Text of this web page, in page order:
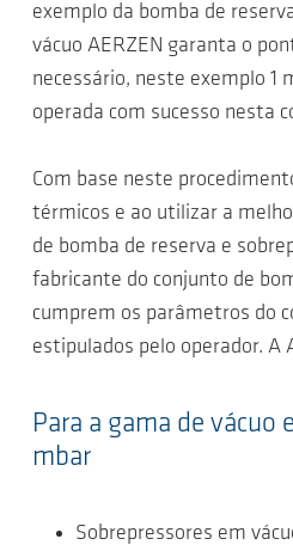
exemplo da bomba de
vácuo AERZEN garanta o
necessário, neste exemplo 1
operada com sucesso nesta
Com base neste
térmicos e ao utilizar a
de bomba de reserva e
fabricante do conjunto de
cumprem os parâmetros do
estipulados pelo operador. A
Para a gama de vácuo
mbar
Sobrepressores em